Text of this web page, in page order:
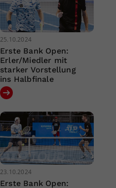
25.10.2024
Erste Bank Open:
Erler/Miedler mit
starker Vorstellung
ins Halbfinale
23.10.2024
Erste Bank Open: